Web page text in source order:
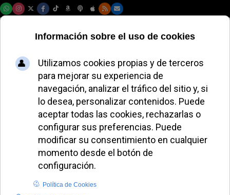
La cruz de la torre
de Jesucristo llega a
la Sagrada Familia
de Barcelona
ALMUDENA BUENADICHA
DIÓCESIS DE BARCELONA